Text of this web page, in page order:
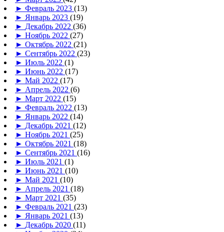
► Февраль 2023 (13)
► Январь 2023 (19)
► Декабрь 2022 (36)
► Ноябрь 2022 (27)
► Октябрь 2022 (21)
► Сентябрь 2022 (23)
► Июль 2022 (1)
► Июнь 2022 (17)
► Май 2022 (17)
► Апрель 2022 (6)
► Март 2022 (15)
► Февраль 2022 (13)
► Январь 2022 (14)
► Декабрь 2021 (12)
► Ноябрь 2021 (25)
► Октябрь 2021 (18)
► Сентябрь 2021 (16)
► Июль 2021 (1)
► Июнь 2021 (10)
► Май 2021 (10)
► Апрель 2021 (18)
► Март 2021 (35)
► Февраль 2021 (23)
► Январь 2021 (13)
► Декабрь 2020 (11)